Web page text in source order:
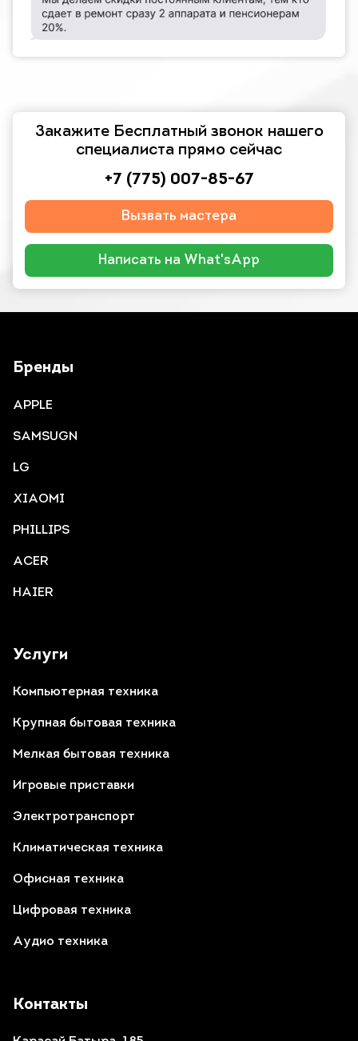
Закажите Бесплатный звонок нашего
специалиста прямо сейчас
+7 (775) 007-85-67
Вызвать мастера
Написать на What'sApp
Контакты
Услуги
Компьютерная техника
Крупная бытовая техника
Мелкая бытовая техника
Игровые приставки
Электротранспорт
Климатическая техника
Офисная техника
Цифровая техника
Аудио техника
Бренды
APPLE
SAMSUGN
LG
XIAOMI
PHILLIPS
ACER
HAIER